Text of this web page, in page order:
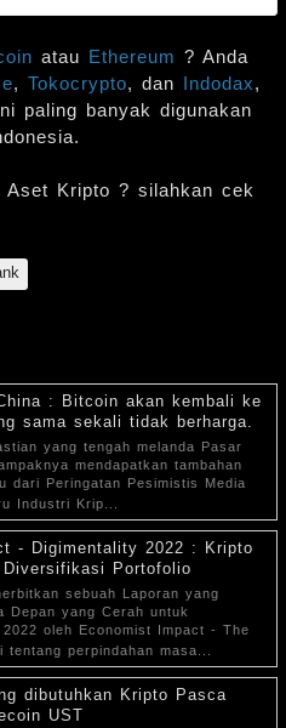
atau Ethereum ? Anda
, Tokocrypto, dan Indodax,
paling banyak digunakan
Kripto ? silahkan cek
: Bitcoin akan kembali ke
sama sekali tidak berharga.
yang tengah melanda Pasar
mendapatkan tambahan
dari Peringatan Pesimistis Media
Industri Krip...
- Digimentality 2022 : Kripto
Diversifikasi Portofolio
sebuah Laporan yang
Depan yang Cerah untuk
oleh Economist Impact - The
perpindahan masa...
dibutuhkan Kripto Pasca
UST